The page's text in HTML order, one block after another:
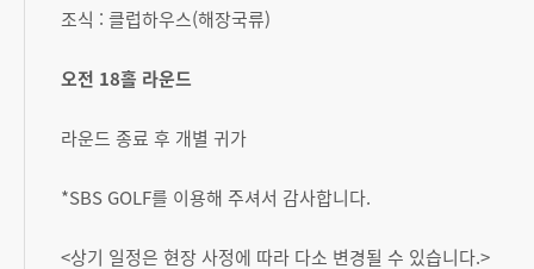
조식 : 클럽하우스(해장국류)
오전 18홀 라운드
라운드 종료 후 개별 귀가
*SBS GOLF를 이용해 주셔서 감사합니다.
<상기 일정은 현장 사정에 따라 다소 변경될 수 있습니다.>